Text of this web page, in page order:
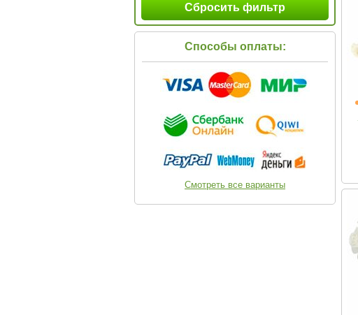
Сбросить фильтр
Способы оплаты:
Смотреть все варианты